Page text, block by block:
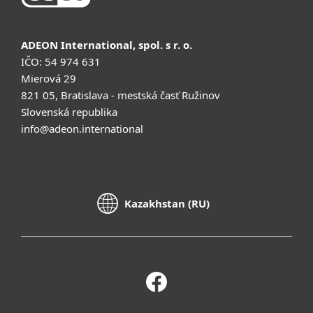
ADEON International, spol. s r. o.
IČO: 54 974 631
Mierová 29
821 05, Bratislava - mestská časť Ružinov
Slovenská republika
info@adeon.international
Kazakhstan (RU)